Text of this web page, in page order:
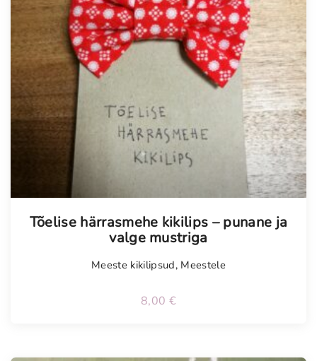
Tõelise härrasmehe kikilips – punane ja
valge mustriga
Meeste kikilipsud, Meestele
8,00 €